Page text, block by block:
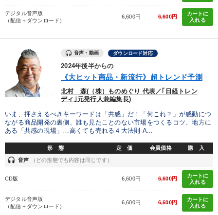
デジタル音声版
（配信＋ダウンロード）
6,600円 6,600円
カートに
入れる
音声・動画 ダウンロード対応
2024年後半からの
《大ヒット商品・新流行》超トレンド予測
北村 森(（株）ものめぐり 代表／｢日経トレン
ディ｣元発行人兼編集長)
いま、押さえるべきキーワードは「共感」だ！「何これ？」が感動につ
ながる商品開発の裏側、誰も見たことのない市場をつくるコツ、地方に
ある「共感の現場」…高くても売れる４大法則 A...
形 態 定 価 会員価格 購 入
headset 音声 （どの形態でも内容は同じです）
CD版 6,600円 6,600円
カートに
入れる
デジタル音声版
（配信＋ダウンロード）
6,600円 6,600円
カートに
入れる